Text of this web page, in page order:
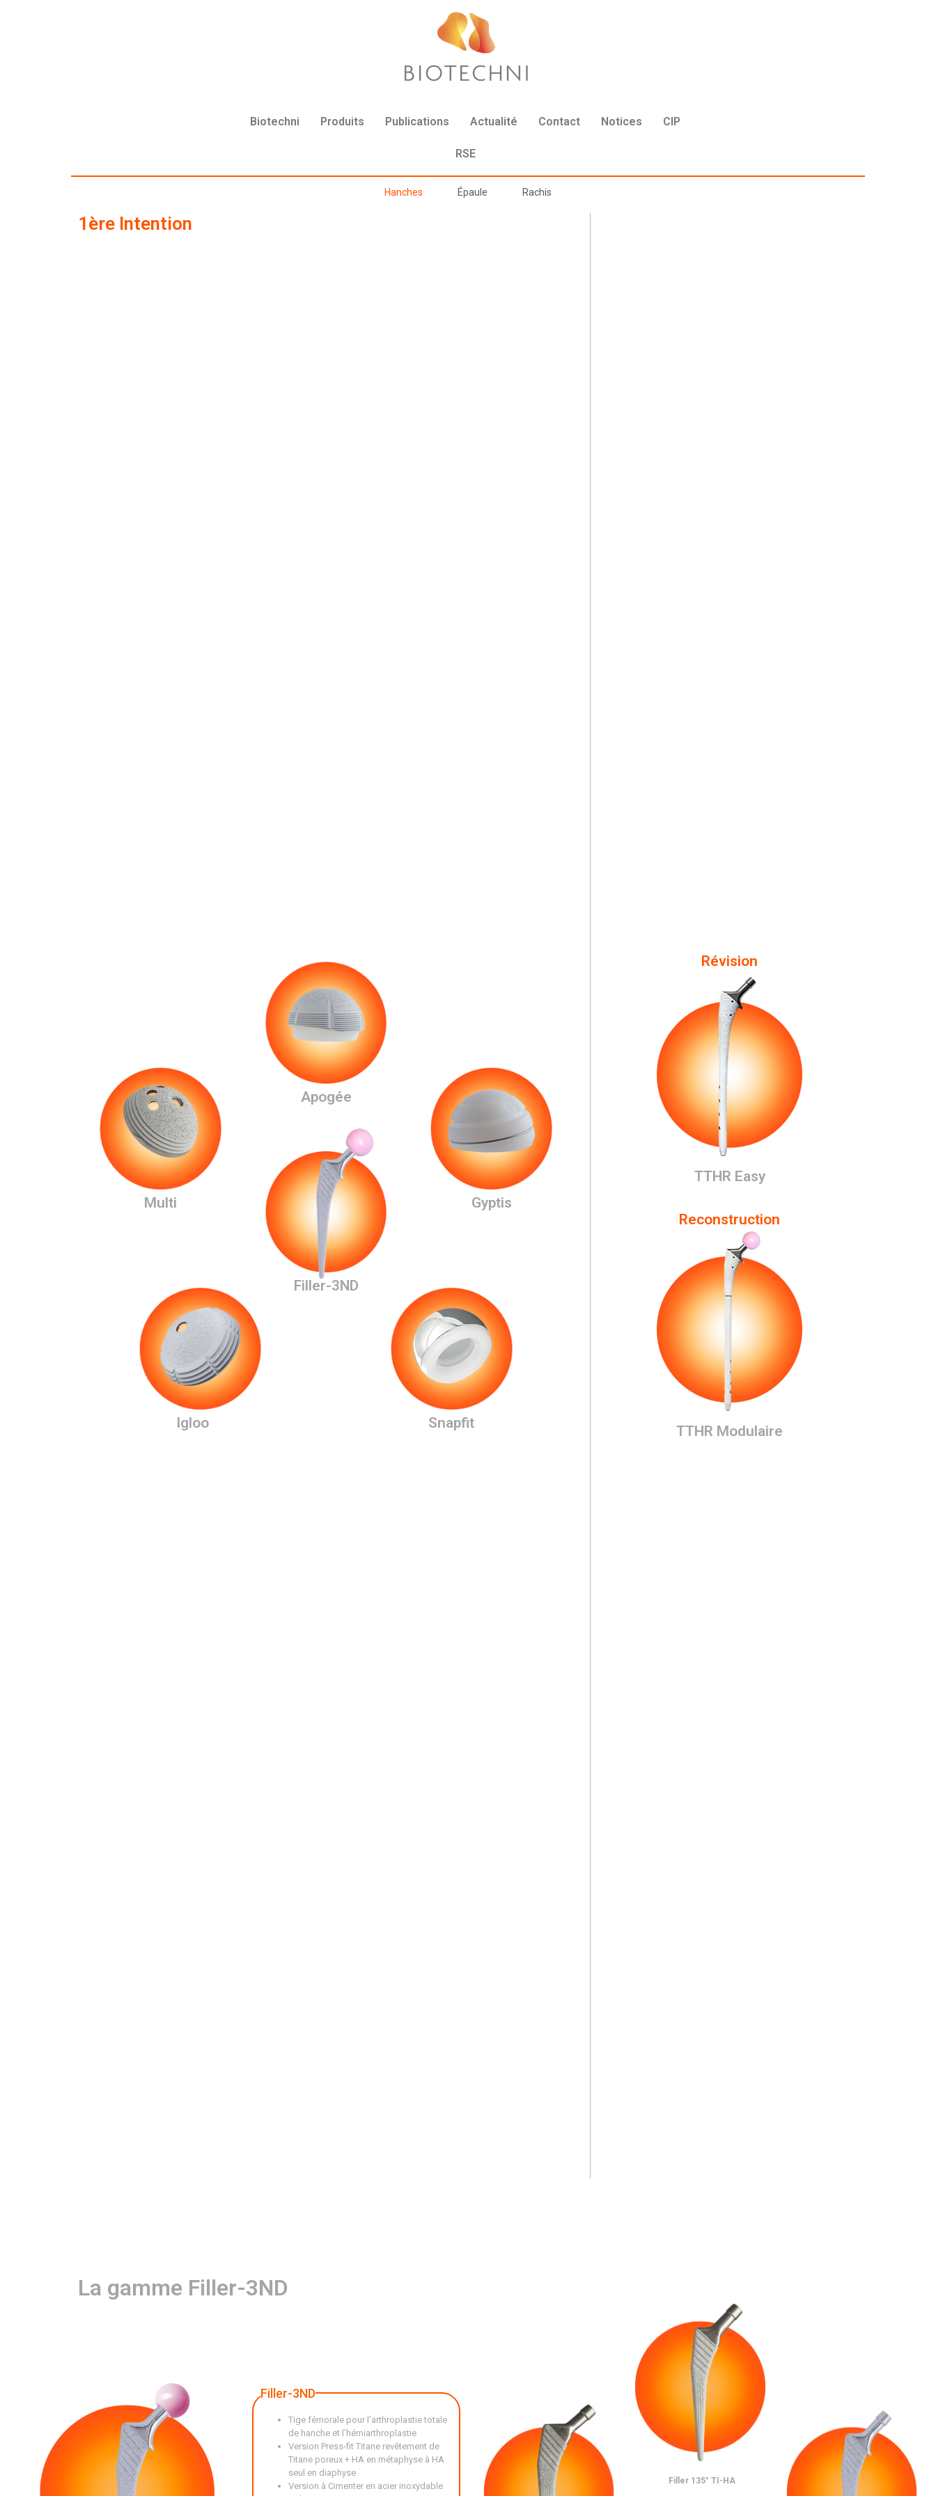
Biotechni Produits Publications Actualité Contact Notices CIP
RSE
Hanches Épaule Rachis
1ère Intention
Multi
Apogée
Gyptis
Filler-3ND
Igloo Snapfit
Révision
TTHR Easy
Reconstruction
TTHR Modulaire
La gamme Filler-3ND
Filler-3ND
Tige fémorale pour l’arthroplastie totale
de hanche et l’hémiarthroplastie
Version Press-fit Titane revêtement de
Titane poreux + HA en métaphyse à HA
seul en diaphyse
Version à Cimenter en acier inoxydable
Filler 135° TI-HA